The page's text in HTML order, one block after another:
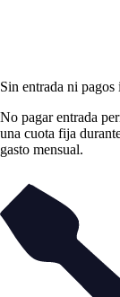
Sin entrada ni pagos
No pagar entrada
una cuota fija
gasto mensual.